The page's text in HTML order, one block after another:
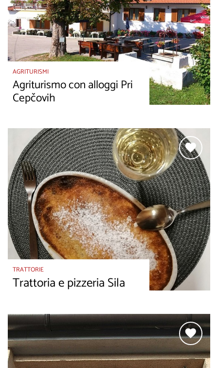
AGRITURISMI
Agriturismo con alloggi Pri
Cepčovih
TRATTORIE
Trattoria e pizzeria Sila